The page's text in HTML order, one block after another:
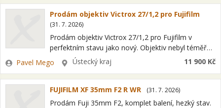
Prodám objektiv Victrox 27/1,2 pro Fujifilm
(31. 7. 2026)
Prodám objektiv Victrox 27/1,2 pro Fujifilm v
perfektním stavu jako nový. Objektiv nebyl téměř
používaný, ale už je po záruce. Předání možné v
Lovosice, Děčín, Praha 778527255. Poštou…
Zadavatel
Pavel Mego Lokalita
Ústecký kraj 11 900 Kč
FUJIFILM XF 35mm F2 R WR (31. 7. 2026)
Prodám Fuji 35mm F2, komplet balení, hezký stav.